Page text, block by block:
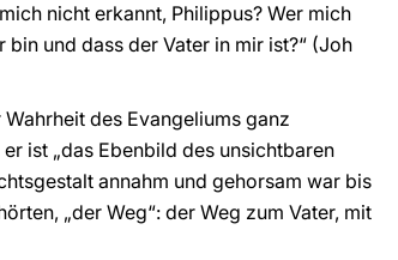
nicht erkannt, Philippus? Wer mich
und dass der Vater in mir ist?“ (Joh
des Evangeliums ganz
ist „das Ebenbild des unsichtbaren
annahm und gehorsam war bis
„der Weg“: der Weg zum Vater, mit